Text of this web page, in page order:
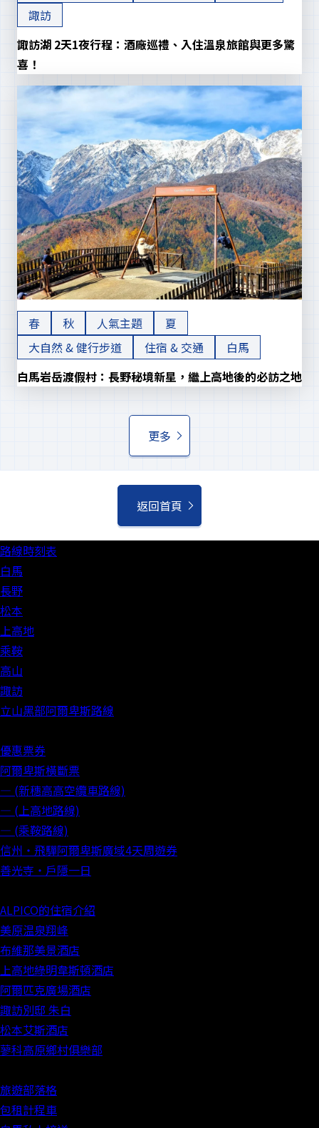
諏訪
諏訪湖 2天1夜行程：酒廠巡禮、入住溫泉旅館與更多驚
喜！
春 秋 人氣主題
夏
大自然 & 健行步道
住宿 & 交通
白馬
白馬岩岳渡假村：長野秘境新星，繼上高地後的必訪之地
更多
返回首頁
路線時刻表
白馬
長野
松本
上高地
乘鞍
高山
諏訪
立山黑部阿爾卑斯路線
優惠票券
阿爾卑斯橫斷票
― (新穗高高空纜車路線)
― (上高地路線)
― (乘鞍路線)
信州‧飛驒阿爾卑斯廣域4天周遊券
善光寺‧戶隱一日
ALPICO的住宿介紹
美原温泉翔峰
布維那美景酒店
上高地綠明韋斯頓酒店
阿爾匹克廣場酒店
諏訪別邸 朱白
松本艾斯酒店
蓼科高原鄉村俱樂部
旅遊部落格
包租計程車